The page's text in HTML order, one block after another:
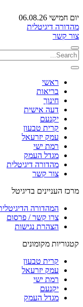
יום חמישי 06.08.26
מהדורה דיגיטלית
צור קשר
ראשי
בריאות
חינוך
דעה אישית
יקנעם
קרית טבעון
עמק יזרעאל
רמת ישי
מגדל העמק
מהדורה דיגיטלית
צור קשר
מרכז העניינים בדיגיטל
המהדורה
צרו קשר / פרסום
הצהרת נגישות
קטגוריות מקומונים
קרית טבעון
עמק יזרעאל
רמת ישי
יקנעם
מגדל העמק